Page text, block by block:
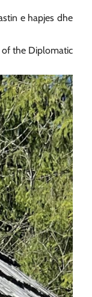
e hapjes dhe
of the Diplomatic